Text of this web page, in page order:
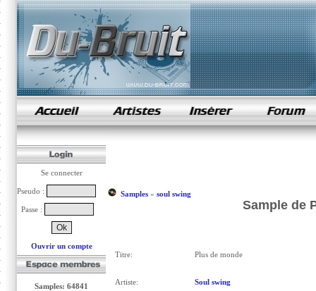
samples de rap
Se connecter
Pseudo :
Passe :
Ouvrir un compte
Samples: 64841
Samples» soul swing
Sample de
Titre: Plus de monde
Artiste: Soul swing